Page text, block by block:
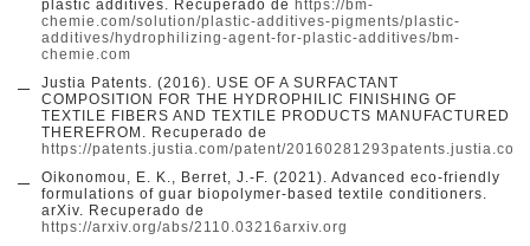
plastic additives. Recuperado de https://bm-
chemie.com/solution/plastic-additives-pigments/plastic-
additives/hydrophilizing-agent-for-plastic-additives/bm-
chemie.com
Justia Patents. (2016). USE OF A SURFACTANT
COMPOSITION FOR THE HYDROPHILIC FINISHING OF
TEXTILE FIBERS AND TEXTILE PRODUCTS MANUFACTURED
THEREFROM. Recuperado de
https://patents.justia.com/patent/20160281293
Oikonomou, E. K., Berret, J.-F. (2021). Advanced eco-friendly
formulations of guar biopolymer-based textile conditioners.
arXiv. Recuperado de
https://arxiv.org/abs/2110.03216arxiv.org